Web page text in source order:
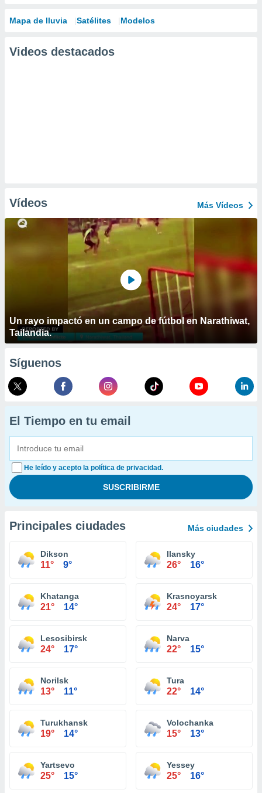
Mapa de lluvia Satélites Modelos
Videos destacados
Vídeos Más Vídeos
Un rayo impactó en un campo de fútbol en Narathiwat,
Tailandia.
Síguenos
El Tiempo en tu email
He leído y acepto la política de privacidad.
Principales ciudades Más ciudades
Dikson
11° 9°
Ilansky
26° 16°
Khatanga
21° 14°
Krasnoyarsk
24° 17°
Lesosibirsk
24° 17°
Narva
22° 15°
Norilsk
13° 11°
Tura
22° 14°
Turukhansk
19° 14°
Volochanka
15° 13°
Yartsevo
25° 15°
Yessey
25° 16°